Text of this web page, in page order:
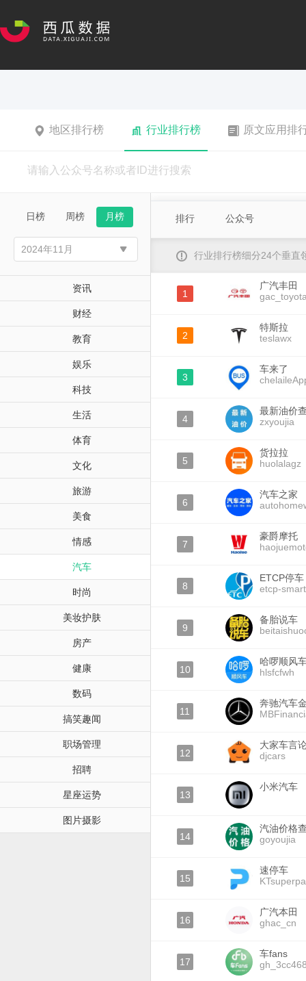
地区排行榜 行业排行榜 原文应用排
日榜 周榜 月榜
资讯
财经
教育
娱乐
科技
生活
体育
文化
旅游
美食
情感
汽车
时尚
美妆护肤
房产
健康
数码
搞笑趣闻
职场管理
招聘
星座运势
图片摄影
排行 公众号
行业排行榜细分24个垂直
1
广汽丰田
2
特斯拉
teslawx
3
车来了
4
最新油价
zxyoujia
5
货拉拉
huolalagz
6
汽车之家
7
豪爵摩托
8
ETCP停车
etcp-
9
备胎说车
10
哈啰顺风
hlsfcfwh
11
奔驰汽车
12
大家车言
djcars
13
小米汽车
14
汽油价格
goyoujia
15
速停车
16
广汽本田
ghac_cn
17
车fans